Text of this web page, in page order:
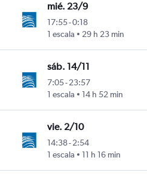
mié. 23/9
17:55-0:18
1 escala
29 h 23 min
sáb. 14/11
7:05-23:57
1 escala
14 h 52 min
vie. 2/10
14:38-2:54
1 escala
11 h 16 min